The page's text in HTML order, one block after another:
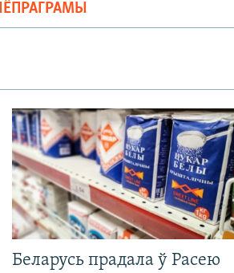
Беларусь прадала ў Расею